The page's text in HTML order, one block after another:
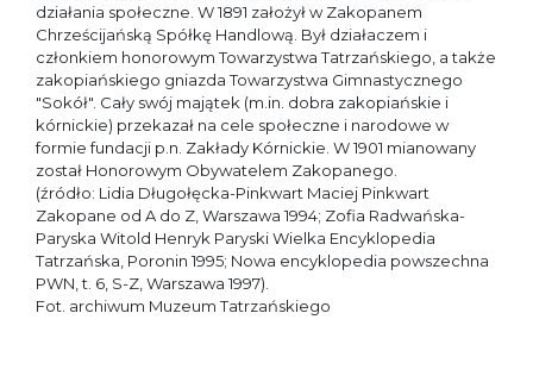
działania społeczne. W 1891 założył w Zakopanem
Chrześcijańską Spółkę Handlową. Był działaczem i
członkiem honorowym Towarzystwa Tatrzańskiego, a także
zakopiańskiego gniazda Towarzystwa Gimnastycznego
"Sokół". Cały swój majątek (m.in. dobra zakopiańskie i
kórnickie) przekazał na cele społeczne i narodowe w
formie fundacji p.n. Zakłady Kórnickie. W 1901 mianowany
został Honorowym Obywatelem Zakopanego.
(źródło: Lidia Długołęcka-Pinkwart Maciej Pinkwart
Zakopane od A do Z, Warszawa 1994; Zofia Radwańska-
Paryska Witold Henryk Paryski Wielka Encyklopedia
Tatrzańska, Poronin 1995; Nowa encyklopedia powszechna
PWN, t. 6, S-Z, Warszawa 1997).
Fot. archiwum Muzeum Tatrzańskiego